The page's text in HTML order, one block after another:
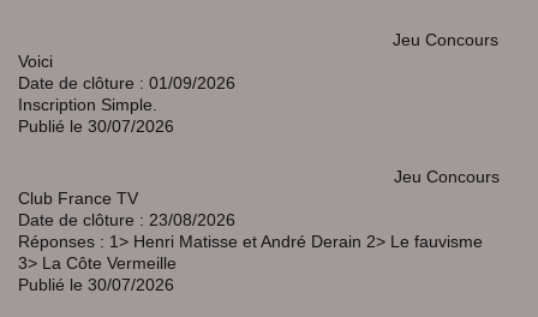
Jeu Concours
Voici
Date de clôture : 01/09/2026
Inscription Simple.
Publié le 30/07/2026
Jeu Concours
Club France TV
Date de clôture : 23/08/2026
Réponses : 1> Henri Matisse et André Derain 2> Le fauvisme
3> La Côte Vermeille
Publié le 30/07/2026